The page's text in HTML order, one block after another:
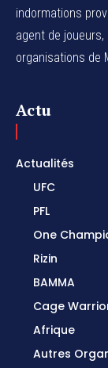
indormations
agent de joueurs,
organisations de
Actu
Actualités
UFC
PFL
One
Rizin
BAMMA
Cage
Afrique
Autres